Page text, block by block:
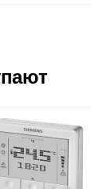
25-
с